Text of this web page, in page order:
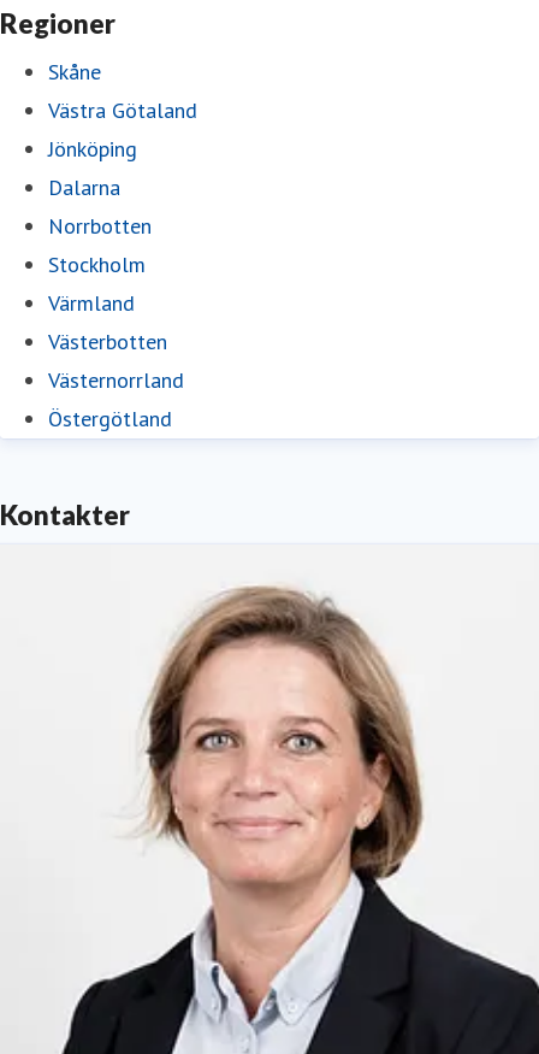
Regioner
Skåne
Västra Götaland
Jönköping
Dalarna
Norrbotten
Stockholm
Värmland
Västerbotten
Västernorrland
Östergötland
Kontakter